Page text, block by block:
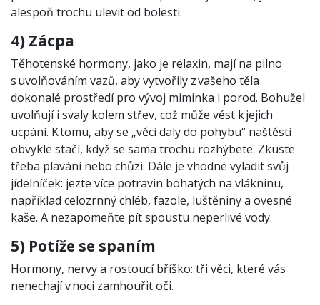
alespoň trochu ulevit od bolesti.
4) Zácpa
Těhotenské hormony, jako je relaxin, mají na pilno
s uvolňováním vazů, aby vytvořily z vašeho těla
dokonalé prostředí pro vývoj miminka i porod. Bohužel
uvolňují i svaly kolem střev, což může vést k jejich
ucpání. K tomu, aby se „věci daly do pohybu“ naštěstí
obvykle stačí, když se sama trochu rozhýbete. Zkuste
třeba plavání nebo chůzi. Dále je vhodné vyladit svůj
jídelníček: jezte více potravin bohatých na vlákninu,
například celozrnný chléb, fazole, luštěniny a ovesné
kaše. A nezapomeňte pít spoustu neperlivé vody.
5) Potíže se spaním
Hormony, nervy a rostoucí bříško: tři věci, které vás
nenechají v noci zamhouřit oči.